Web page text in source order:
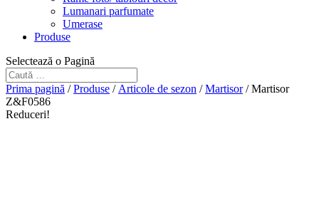
Lumanari parfumate
Umerase
Produse
Selectează o Pagină
Prima pagină /Produse / Articole de sezon /Martisor/ Martisor
Z&F0586
Reduceri!